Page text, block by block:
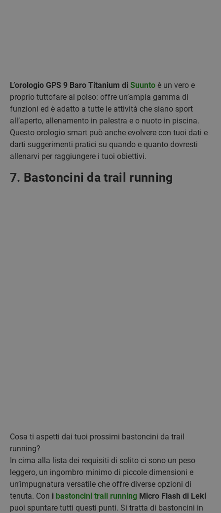
L’orologio GPS 9 Baro Titanium di Suunto è un vero e
proprio tuttofare al polso: offre un’ampia gamma di
funzioni ed è adatto a tutte le attività che siano sport
all’aperto, allenamento in palestra e o nuoto in piscina.
Questo orologio smart può anche evolvere con tuoi dati e
darti suggerimenti pratici su quando e quanto dovresti
allenarvi per raggiungere i tuoi obiettivi.
7. Bastoncini da trail running
Cosa ti aspetti dai tuoi prossimi bastoncini da trail
running?
In cima alla lista dei requisiti di solito ci sono un peso
leggero, un ingombro minimo di piccole dimensioni e
un’impugnatura versatile che offre diverse opzioni di
tenuta. Con i bastoncini trail running Micro Flash di Leki
puoi spuntare tutti questi punti. Si tratta di bastoncini in